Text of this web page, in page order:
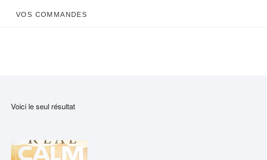
VOS COMMANDES
Voici le seul résultat